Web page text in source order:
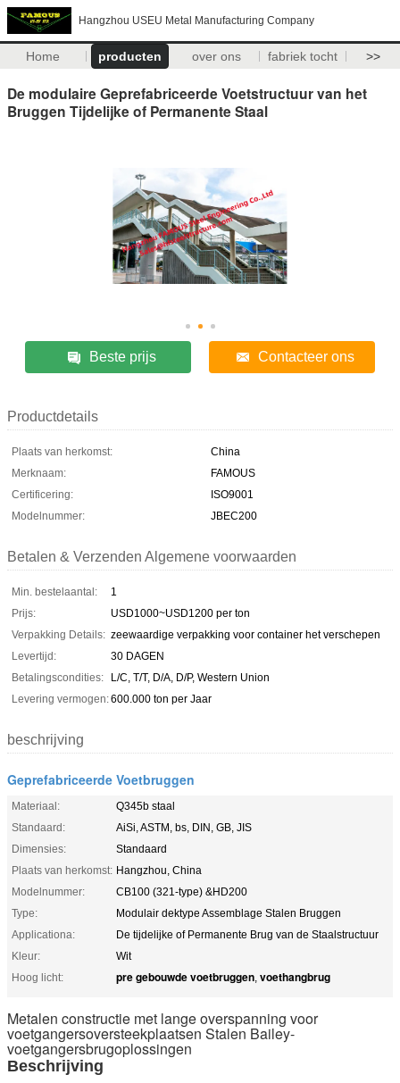
Hangzhou USEU Metal Manufacturing Company
Home producten over ons fabriek tocht >>
De modulaire Geprefabriceerde Voetstructuur van het
Bruggen Tijdelijke of Permanente Staal
Beste prijs Contacteer ons
Productdetails
Plaats van herkomst:
China
Merknaam:
FAMOUS
Certificering:
ISO9001
Modelnummer:
JBEC200
Betalen & Verzenden Algemene voorwaarden
Min. bestelaantal:
1
Prijs:
USD1000~USD1200 per ton
Verpakking Details: zeewaardige verpakking voor container het verschepen
Levertijd:
30 DAGEN
Betalingscondities:
L/C, T/T, D/A, D/P, Western Union
Levering vermogen:600.000 ton per Jaar
beschrijving
Geprefabriceerde Voetbruggen
Materiaal:
Q345b staal
Standaard:
AiSi, ASTM, bs, DIN, GB, JIS
Dimensies:
Standaard
Plaats van herkomst: Hangzhou, China
Modelnummer:
CB100 (321-type) &HD200
Type:
Modulair dektype Assemblage Stalen Bruggen
Applicationa:
De tijdelijke of Permanente Brug van de Staalstructuur
Kleur:
Wit
Hoog licht:
pre gebouwde voetbruggen, voethangbrug
Metalen constructie met lange overspanning voor
voetgangersoversteekplaatsen Stalen Bailey-
voetgangersbrugoplossingen
Beschrijving